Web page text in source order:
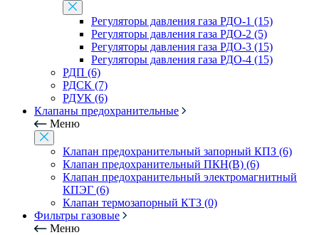
Регуляторы давления газа РДО-1 (15)
Регуляторы давления газа РДО-2 (5)
Регуляторы давления газа РДО-3 (15)
Регуляторы давления газа РДО-4 (15)
РДП (6)
РДСК (7)
РДУК (6)
Клапаны предохранительные
Меню
Клапан предохранительный запорный КПЗ (6)
Клапан предохранительный ПКН(В) (6)
Клапан предохранительный электромагнитный
КПЭГ (6)
Клапан термозапорный КТЗ (0)
Фильтры газовые
Меню